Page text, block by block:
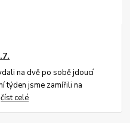
na dvě po sobě jdoucí
týden jsme zamířili na
číst celé